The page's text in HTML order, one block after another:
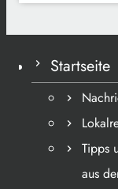
Startseite
Tipps
aus